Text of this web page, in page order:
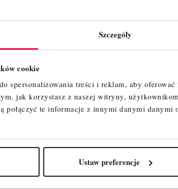
Szczegóły
cookie
spersonalizowania treści i reklam, aby
jak korzystasz z naszej witryny,
połączyć te informacje z innymi danymi
Ustaw preferencje